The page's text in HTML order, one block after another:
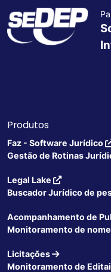
Produtos
Faz - Software Jurídico
Gestão de Rotinas
Legal Lake
Buscador Jurídico de
Acompanhamento de
Monitoramento de
Licitações
Monitoramento de